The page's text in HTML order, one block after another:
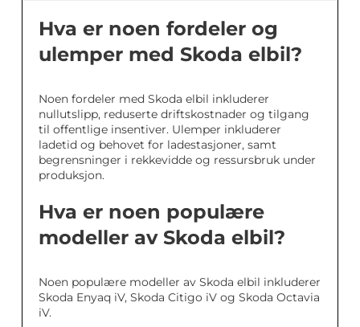
Hva er noen fordeler og
ulemper med Skoda elbil?
Noen fordeler med Skoda elbil inkluderer
nullutslipp, reduserte driftskostnader og tilgang
til offentlige insentiver. Ulemper inkluderer
ladetid og behovet for ladestasjoner, samt
begrensninger i rekkevidde og ressursbruk under
produksjon.
Hva er noen populære
modeller av Skoda elbil?
Noen populære modeller av Skoda elbil inkluderer
Skoda Enyaq iV, Skoda Citigo iV og Skoda Octavia
iV.